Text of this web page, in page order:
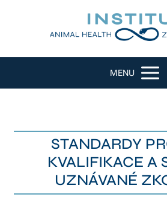
MENU
STANDARDY
KVALIFIKACE A
UZNÁVANÉ